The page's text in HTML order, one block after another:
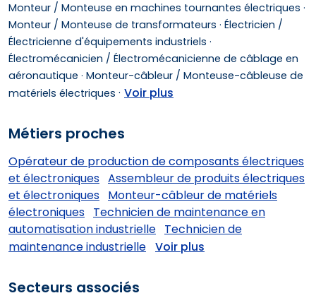
Monteur / Monteuse en machines tournantes électriques ·
Monteur / Monteuse de transformateurs · Électricien /
Électricienne d'équipements industriels ·
Électromécanicien / Électromécanicienne de câblage en
aéronautique · Monteur-câbleur / Monteuse-câbleuse de
matériels électriques · Voir plus
Métiers proches
Opérateur de production de composants électriques
et électroniques Assembleur de produits électriques
et électroniques Monteur-câbleur de matériels
électroniques Technicien de maintenance en
automatisation industrielle Technicien de
maintenance industrielle Voir plus
Secteurs associés